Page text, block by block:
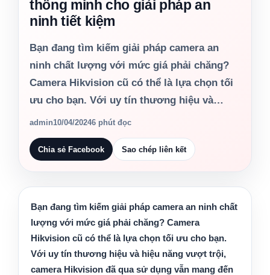
thông minh cho giải pháp an
ninh tiết kiệm
Bạn đang tìm kiếm giải pháp camera an
ninh chất lượng với mức giá phải chăng?
Camera Hikvision cũ có thể là lựa chọn tối
ưu cho bạn. Với uy tín thương hiệu và…
admin10/04/20246 phút đọc
Chia sẻ Facebook Sao chép liên kết
Bạn đang tìm kiếm giải pháp camera an ninh chất
lượng với mức giá phải chăng? Camera
Hikvision cũ có thể là lựa chọn tối ưu cho bạn.
Với uy tín thương hiệu và hiệu năng vượt trội,
camera Hikvision đã qua sử dụng vẫn mang đến